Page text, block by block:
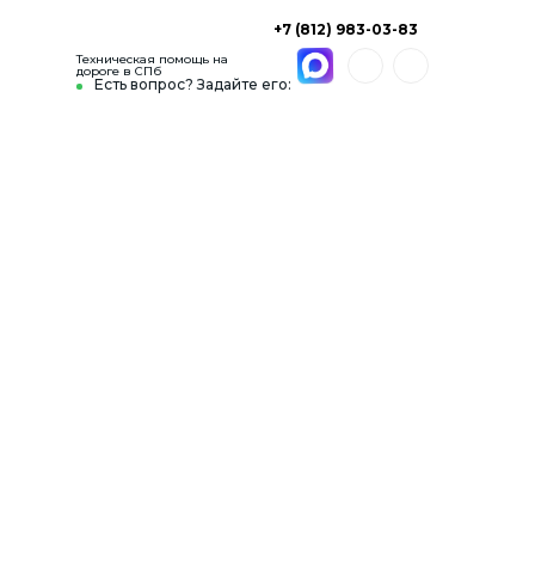
Есть вопрос? Задайте его:
+7 (812) 983-03-83
Техническая помощь на
дороге в СПб